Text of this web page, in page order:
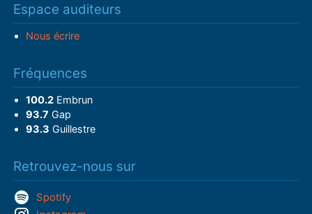
Espace auditeurs
Nous écrire
Fréquences
100.2Embrun
93.7 Gap
93.3 Guillestre
Retrouvez-nous sur
Spotify